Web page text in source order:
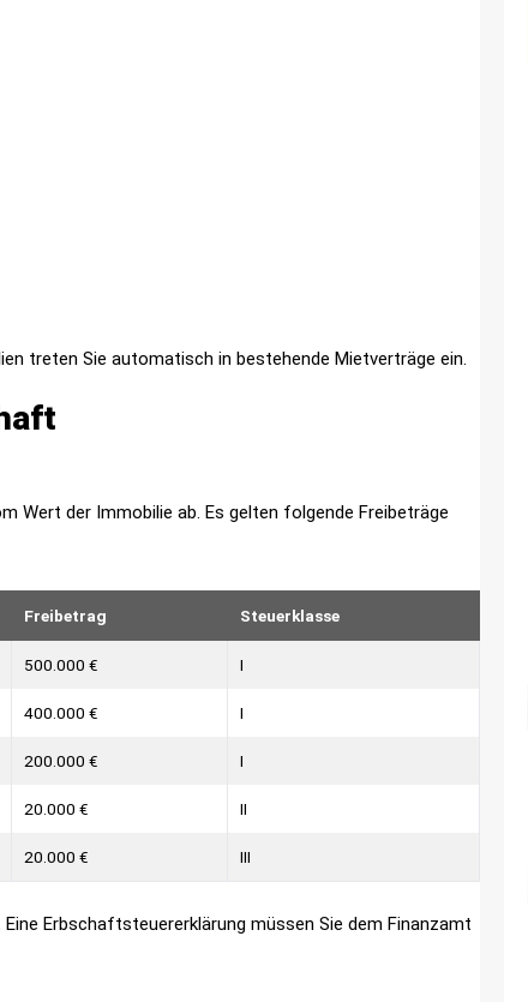
treten Sie automatisch in bestehende Mietverträge ein.
Wert der Immobilie ab. Es gelten folgende Freibeträge
Freibetrag Steuerklasse
500.000 € I
400.000 € I
200.000 € I
20.000 € II
20.000 € III
Erbschaftsteuererklärung müssen Sie dem Finanzamt